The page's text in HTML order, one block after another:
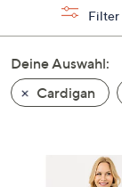
und
nach
unten
oder
Filter
Deine Auswahl:
Cardigan